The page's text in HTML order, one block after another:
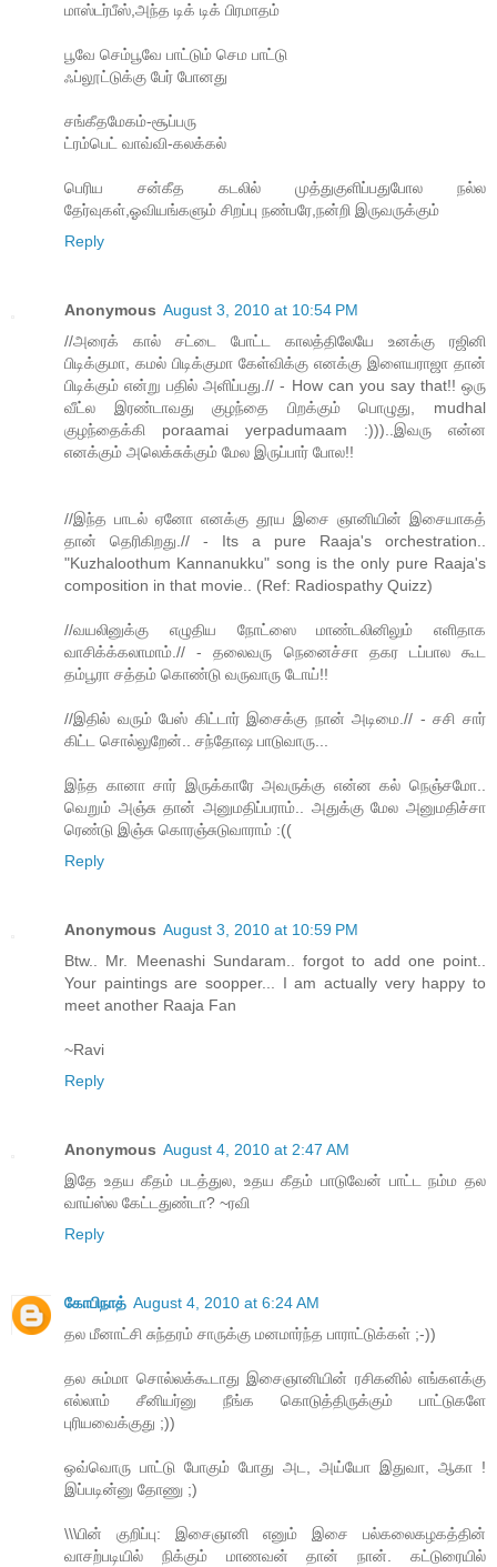
மாஸ்டர்பீஸ்,அந்த டிக் டிக் பிரமாதம்
பூவே செம்பூவே பாட்டும் செம பாட்டு
ஃப்லூட்டுக்கு பேர் போனது
சங்கீதமேகம்-சூப்பரு
ட்ரம்பெட் வாவ்வி-கலக்கல்
பெரிய சன்கீத கடலில் முத்துகுளிப்பதுபோல நல்ல
தேர்வுகள்,ஓவியங்களும் சிறப்பு நண்பரே,நன்றி இருவருக்கும்
Reply
Anonymous August 3, 2010 at 10:54 PM
//அரைக் கால் சட்டை போட்ட காலத்திலேயே உனக்கு ரஜினி
பிடிக்குமா, கமல் பிடிக்குமா கேள்விக்கு எனக்கு இளையராஜா தான்
பிடிக்கும் என்று பதில் அளிப்பது.// - How can you say that!! ஒரு
வீட்ல இரண்டாவது குழந்தை பிறக்கும் பொழுது, mudhal
குழந்தைக்கி poraamai yerpadumaam :)))..இவரு என்ன
எனக்கும் அலெக்சுக்கும் மேல இருப்பார் போல!!
//இந்த பாடல் ஏனோ எனக்கு தூய இசை ஞானியின் இசையாகத்
தான் தெரிகிறது.// - Its a pure Raaja's orchestration..
"Kuzhaloothum Kannanukku" song is the only pure Raaja's
composition in that movie.. (Ref: Radiospathy Quizz)
//வயலினுக்கு எழுதிய நோட்ஸை மாண்டலினிலும் எளிதாக
வாசிக்க்கலாமாம்.// - தலைவரு நெனைச்சா தகர டப்பால கூட
தம்பூரா சத்தம் கொண்டு வருவாரு டோய்!!
//இதில் வரும் பேஸ் கிட்டார் இசைக்கு நான் அடிமை.// - சசி சார்
கிட்ட சொல்லுறேன்.. சந்தோஷ பாடுவாரு...
இந்த கானா சார் இருக்காரே அவருக்கு என்ன கல் நெஞ்சமோ..
வெறும் அஞ்சு தான் அனுமதிப்பராம்.. அதுக்கு மேல அனுமதிச்சா
ரெண்டு இஞ்சு கொரஞ்சுடுவாராம் :((
Reply
Anonymous August 3, 2010 at 10:59 PM
Btw.. Mr. Meenashi Sundaram.. forgot to add one point..
Your paintings are soopper... I am actually very happy to
meet another Raaja Fan
~Ravi
Reply
Anonymous August 4, 2010 at 2:47 AM
இதே உதய கீதம் படத்துல, உதய கீதம் பாடுவேன் பாட்ட நம்ம தல
வாய்ஸ்ல கேட்டதுண்டா? ~ரவி
Reply
கோபிநாத் August 4, 2010 at 6:24 AM
தல மீனாட்சி சுந்தரம் சாருக்கு மனமார்ந்த பாராட்டுக்கள் ;-))
தல சும்மா சொல்லக்கூடாது இசைஞானியின் ரசிகனில் எங்களக்கு
எல்லாம் சீனியர்னு நீங்க கொடுத்திருக்கும் பாட்டுகளே
புரியவைக்குது ;))
ஒவ்வொரு பாட்டு போகும் போது அட, அய்யோ இதுவா, ஆகா !
இப்படின்னு தோணு ;)
\\\பின் குறிப்பு: இசைஞானி எனும் இசை பல்கலைகழகத்தின்
வாசற்படியில் நிக்கும் மாணவன் தான் நான். கட்டுரையில்